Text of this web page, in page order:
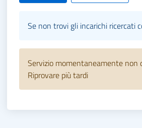
Se non trovi gli incarichi ricercati
Servizio momentaneamente non
Riprovare più tardi